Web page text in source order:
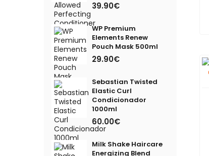
Sebastian
Silver Shine
Simply Zen
Textura
Tutano
Volume
Wella
39.90€
WP Premium
Elements Renew
Pouch Mask 500ml
29.90€
Sebastian Twisted
Elastic Curl
Condicionador
1000ml
60.00€
Milk Shake Haircare
Energizing Blend